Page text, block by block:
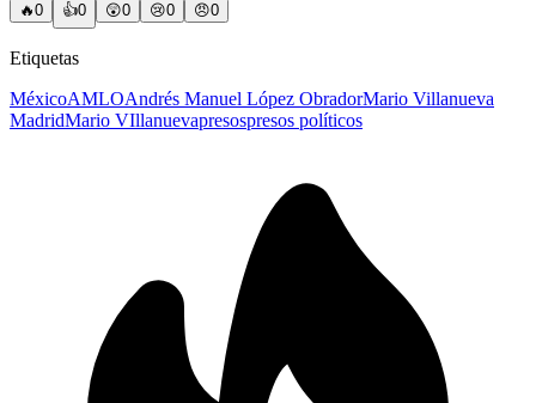
🔥0 👍0 😲0 😢0 😠0
Etiquetas
MéxicoAMLOAndrés Manuel López ObradorMario Villanueva
MadridMario VIllanuevapresospresos políticos